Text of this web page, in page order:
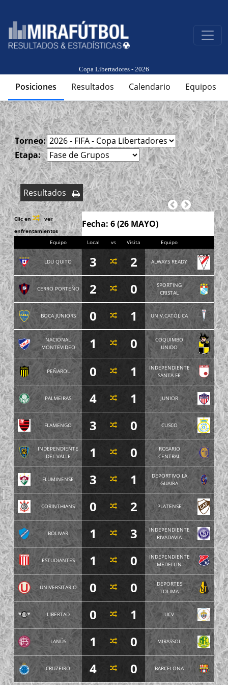
Copa Libertadores - 2026
Posiciones Resultados Calendario Equipos
Torneo:
Etapa:
Resultados
Clic en
ver
enfrentamientos
Fecha: 6 (26 MAYO)
Equipo Local vs Visita Equipo
LDU QUITO 3 2 ALWAYS READY
CERRO PORTEÑO 2 0
SPORTING
CRISTAL
BOCA JUNIORS 0 1 UNIV.CATÓLICA
NACIONAL
MONTEVIDEO
1 0
COQUIMBO
UNIDO
PEÑAROL 0 1
INDEPENDIENTE
SANTA FE
PALMEIRAS 4 1 JUNIOR
FLAMENGO 3 0 CUSCO
INDEPENDIENTE
DEL VALLE
1 0
ROSARIO
CENTRAL
FLUMINENSE 3 1
DEPORTIVO LA
GUAIRA
CORINTHIANS 0 2 PLATENSE
BOLIVAR 1 3
INDEPENDIENTE
RIVADAVIA
ESTUDIANTES 1 0
INDEPENDIENTE
MEDELLIN
UNIVERSITARIO 0 0
DEPORTES
TOLIMA
LIBERTAD 0 1 UCV
LANÚS 1 0 MIRASSOL
CRUZEIRO 4 0 BARCELONA